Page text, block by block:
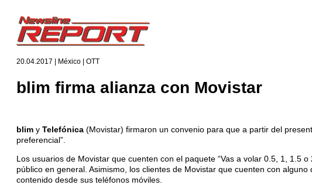
20.04.2017 | México | OTT
blim firma alianza con Movistar
blim y Telefónica (Movistar) firmaron un convenio para que a partir del
preferencial”.
Los usuarios de Movistar que cuenten con el paquete “Vas a volar 0.5, 1, 1.5
público en general. Asimismo, los clientes de Movistar que cuenten con
contenido desde sus teléfonos móviles.